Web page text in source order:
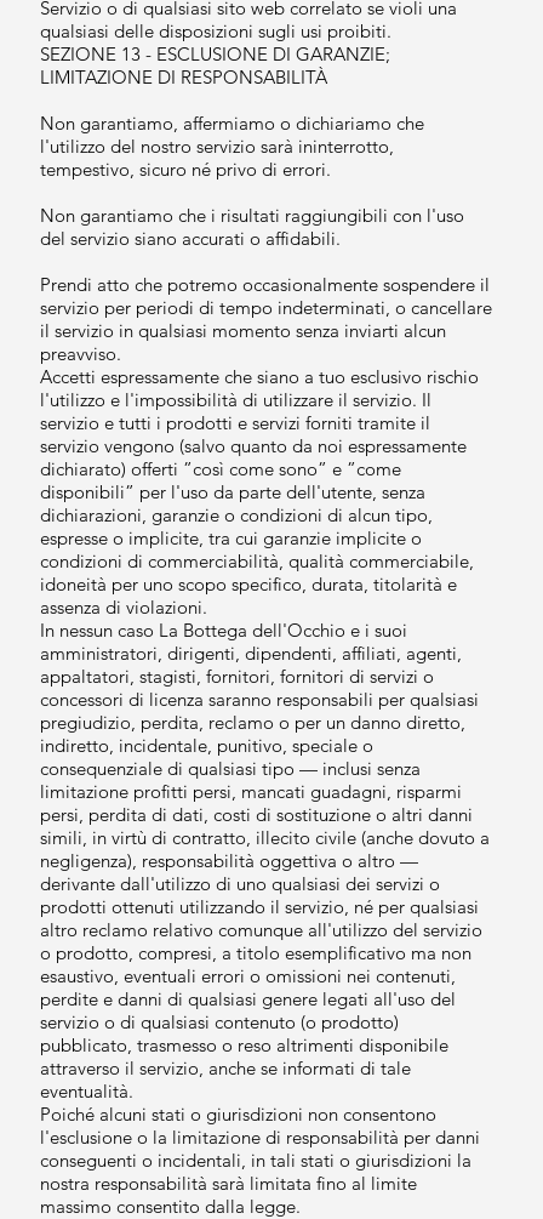
Servizio o di qualsiasi sito web correlato se violi una
qualsiasi delle disposizioni sugli usi proibiti.
SEZIONE 13 - ESCLUSIONE DI GARANZIE;
LIMITAZIONE DI RESPONSABILITÀ
Non garantiamo, affermiamo o dichiariamo che
l'utilizzo del nostro servizio sarà ininterrotto,
tempestivo, sicuro né privo di errori.
Non garantiamo che i risultati raggiungibili con l'uso
del servizio siano accurati o affidabili.
Prendi atto che potremo occasionalmente sospendere il
servizio per periodi di tempo indeterminati, o cancellare
il servizio in qualsiasi momento senza inviarti alcun
preavviso.
Accetti espressamente che siano a tuo esclusivo rischio
l'utilizzo e l'impossibilità di utilizzare il servizio. Il
servizio e tutti i prodotti e servizi forniti tramite il
servizio vengono (salvo quanto da noi espressamente
dichiarato) offerti ”così come sono” e ”come
disponibili” per l'uso da parte dell'utente, senza
dichiarazioni, garanzie o condizioni di alcun tipo,
espresse o implicite, tra cui garanzie implicite o
condizioni di commerciabilità, qualità commerciabile,
idoneità per uno scopo specifico, durata, titolarità e
assenza di violazioni.
In nessun caso La Bottega dell'Occhio e i suoi
amministratori, dirigenti, dipendenti, affiliati, agenti,
appaltatori, stagisti, fornitori, fornitori di servizi o
concessori di licenza saranno responsabili per qualsiasi
pregiudizio, perdita, reclamo o per un danno diretto,
indiretto, incidentale, punitivo, speciale o
consequenziale di qualsiasi tipo — inclusi senza
limitazione profitti persi, mancati guadagni, risparmi
persi, perdita di dati, costi di sostituzione o altri danni
simili, in virtù di contratto, illecito civile (anche dovuto a
negligenza), responsabilità oggettiva o altro —
derivante dall'utilizzo di uno qualsiasi dei servizi o
prodotti ottenuti utilizzando il servizio, né per qualsiasi
altro reclamo relativo comunque all'utilizzo del servizio
o prodotto, compresi, a titolo esemplificativo ma non
esaustivo, eventuali errori o omissioni nei contenuti,
perdite e danni di qualsiasi genere legati all'uso del
servizio o di qualsiasi contenuto (o prodotto)
pubblicato, trasmesso o reso altrimenti disponibile
attraverso il servizio, anche se informati di tale
eventualità.
Poiché alcuni stati o giurisdizioni non consentono
l'esclusione o la limitazione di responsabilità per danni
conseguenti o incidentali, in tali stati o giurisdizioni la
nostra responsabilità sarà limitata fino al limite
massimo consentito dalla legge.